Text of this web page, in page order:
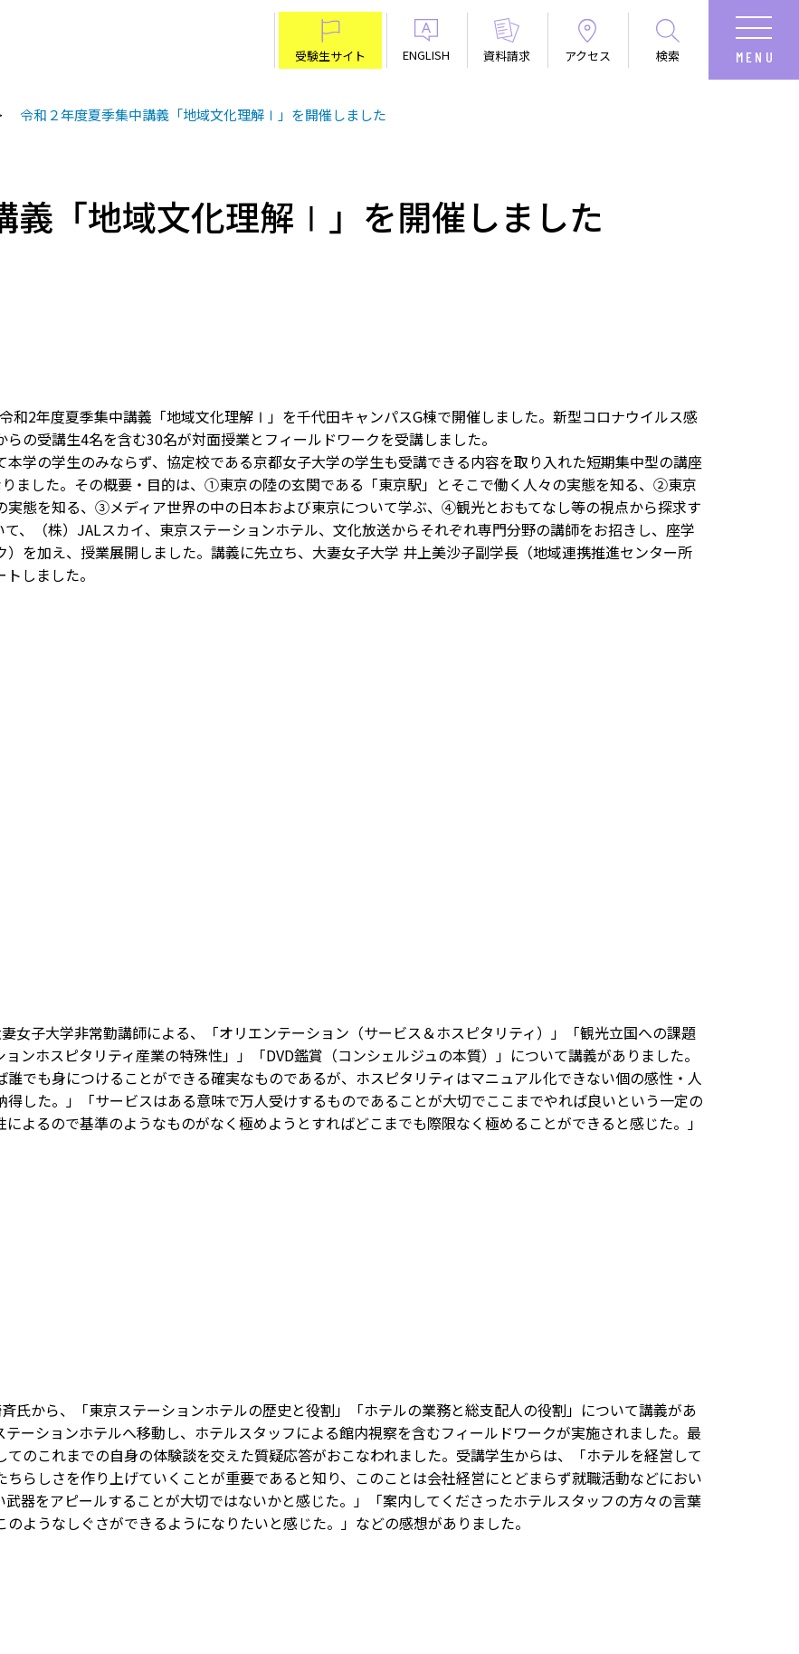
受験生サイト ENGLISH 資料請求 アクセス 検索
令和２年度夏季集中講義「地域文化理解Ⅰ」を開催しました
義「地域文化理解Ⅰ」を開催しました
和2年度夏季集中講義「地域文化理解Ⅰ」を千代田キャンパスG棟で開催しました。新型コロナウイルス感
の受講生4名を含む30名が対面授業とフィールドワークを受講しました。
学の学生のみならず、協定校である京都女子大学の学生も受講できる内容を取り入れた短期集中型の講座
ました。その概要・目的は、①東京の陸の玄関である「東京駅」とそこで働く人々の実態を知る、②東京
実態を知る、③メディア世界の中の日本および東京について学ぶ、④観光とおもてなし等の視点から探求す
、（株）JALスカイ、東京ステーションホテル、文化放送からそれぞれ専門分野の講師をお招きし、座学
を加え、授業展開しました。講義に先立ち、大妻女子大学 井上美沙子副学長（地域連携推進センター所
しました。
女子大学非常勤講師による、「オリエンテーション（サービス＆ホスピタリティ）」「観光立国への課題
ンホスピタリティ産業の特殊性」」「DVD鑑賞（コンシェルジュの本質）」について講義がありました。
でも身につけることができる確実なものであるが、ホスピタリティはマニュアル化できない個の感性・人
した。」「サービスはある意味で万人受けするものであることが大切でここまでやれば良いという一定の
よるので基準のようなものがなく極めようとすればどこまでも際限なく極めることができると感じた。」
氏から、「東京ステーションホテルの歴史と役割」「ホテルの業務と総支配人の役割」について講義があ
ーションホテルへ移動し、ホテルスタッフによる館内視察を含むフィールドワークが実施されました。最
のこれまでの自身の体験談を交えた質疑応答がおこなわれました。受講学生からは、「ホテルを経営して
らしさを作り上げていくことが重要であると知り、このことは会社経営にとどまらず就職活動などにおい
器をアピールすることが大切ではないかと感じた。」「案内してくださったホテルスタッフの方々の言葉
ようなしぐさができるようになりたいと感じた。」などの感想がありました。